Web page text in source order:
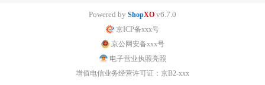
Powered by ShopXO v6.7.0
京ICP备xxx号
京公网安备xxx号
电子营业执照亮照
增值电信业务经营许可证：京B2-xxx